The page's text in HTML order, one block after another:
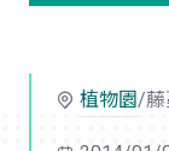
植物園/藤